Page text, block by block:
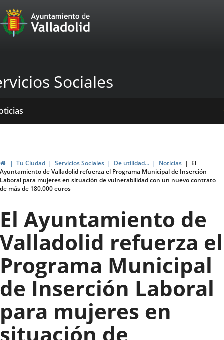
Portal
Web
Ayuntamiento
de
Valladolid
Sociales
HomeTu Ciudad Servicios Sociales De utilidad... Noticias
El
Ayuntamiento de Valladolid refuerza el Programa Municipal de Inserción
Laboral para mujeres en situación de vulnerabilidad con un nuevo contrato
de más de 180.000 euros
El Ayuntamiento de
Valladolid refuerza el
Programa Municipal
de Inserción Laboral
para mujeres en
situación de